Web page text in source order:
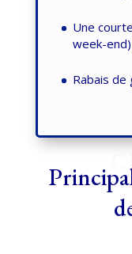
Une
week-end)
Rabais de